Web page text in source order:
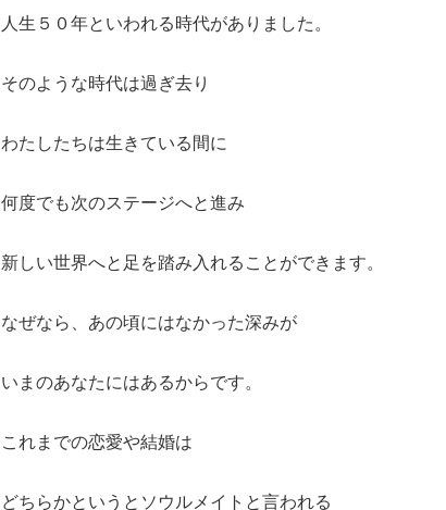
人生５０年といわれる時代がありました。
そのような時代は過ぎ去り
わたしたちは生きている間に
何度でも次のステージへと進み
新しい世界へと足を踏み入れることができます。
なぜなら、あの頃にはなかった深みが
いまのあなたにはあるからです。
これまでの恋愛や結婚は
どちらかというとソウルメイトと言われる